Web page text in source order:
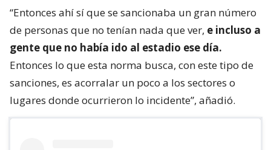
“Entonces ahí sí que se sancionaba un gran número
de personas que no tenían nada que ver, e incluso a
gente que no había ido al estadio ese día.
Entonces lo que esta norma busca, con este tipo de
sanciones, es acorralar un poco a los sectores o
lugares donde ocurrieron lo incidente”, añadió.